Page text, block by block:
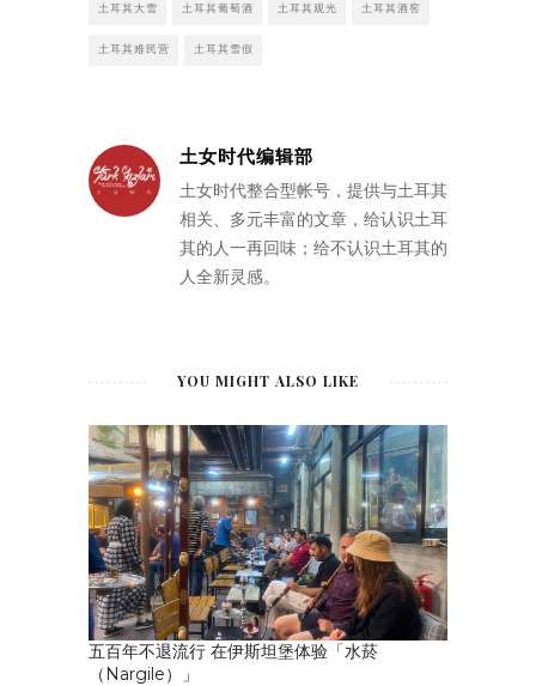
土耳其大雪 土耳其葡萄酒 土耳其观光 土耳其酒窖
土耳其难民营 土耳其雪假
土女时代编辑部
土女时代整合型帐号，提供与土耳其
相关、多元丰富的文章，给认识土耳
其的人一再回味；给不认识土耳其的
人全新灵感。
YOU MIGHT ALSO LIKE
五百年不退流行 在伊斯坦堡体验「水菸
（Nargile）」